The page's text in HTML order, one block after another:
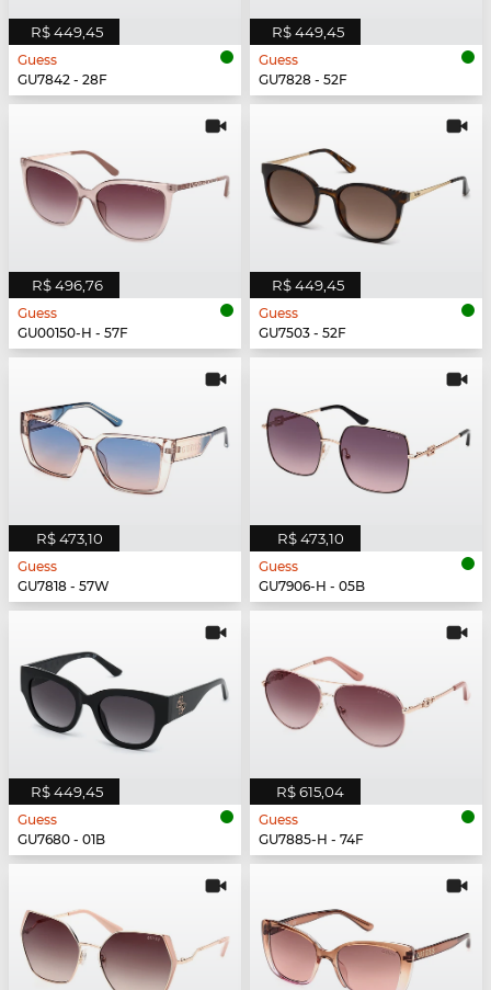
R$ 449,45
Guess
GU7842 - 28F
R$ 449,45
Guess
GU7828 - 52F
R$ 496,76
Guess
GU00150-H - 57F
R$ 449,45
Guess
GU7503 - 52F
R$ 473,10
Guess
GU7818 - 57W
R$ 473,10
Guess
GU7906-H - 05B
R$ 449,45
Guess
GU7680 - 01B
R$ 615,04
Guess
GU7885-H - 74F